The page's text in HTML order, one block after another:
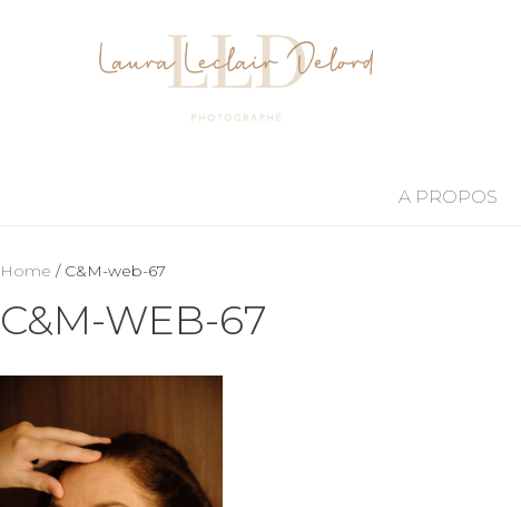
A PROPOS
Home / C&M-web-67
C&M-WEB-67